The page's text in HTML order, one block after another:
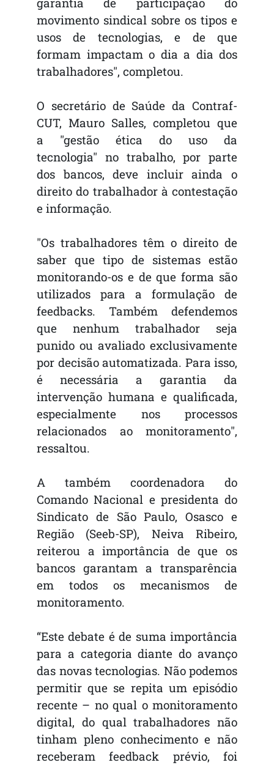
movimento sindical sobre os tipos e
usos de tecnologias, e de que
formam impactam o dia a dia dos
trabalhadores", completou.
O secretário de Saúde da Contraf-
CUT, Mauro Salles, completou que
a "gestão ética do uso da
tecnologia" no trabalho, por parte
dos bancos, deve incluir ainda o
direito do trabalhador à contestação
e informação.
"Os trabalhadores têm o direito de
saber que tipo de sistemas estão
monitorando-os e de que forma são
utilizados para a formulação de
feedbacks. Também defendemos
que nenhum trabalhador seja
punido ou avaliado exclusivamente
por decisão automatizada. Para isso,
é necessária a garantia da
intervenção humana e qualificada,
especialmente nos processos
relacionados ao monitoramento",
ressaltou.
A também coordenadora do
Comando Nacional e presidenta do
Sindicato de São Paulo, Osasco e
Região (Seeb-SP), Neiva Ribeiro,
reiterou a importância de que os
bancos garantam a transparência
em todos os mecanismos de
monitoramento.
“Este debate é de suma importância
para a categoria diante do avanço
das novas tecnologias. Não podemos
permitir que se repita um episódio
recente – no qual o monitoramento
digital, do qual trabalhadores não
tinham pleno conhecimento e não
receberam feedback prévio, foi